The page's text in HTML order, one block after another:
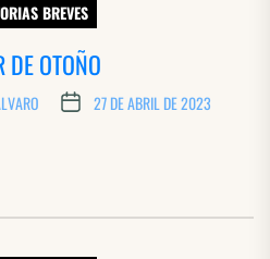
BREVES
DE OTOÑO
27 DE ABRIL DE 2023